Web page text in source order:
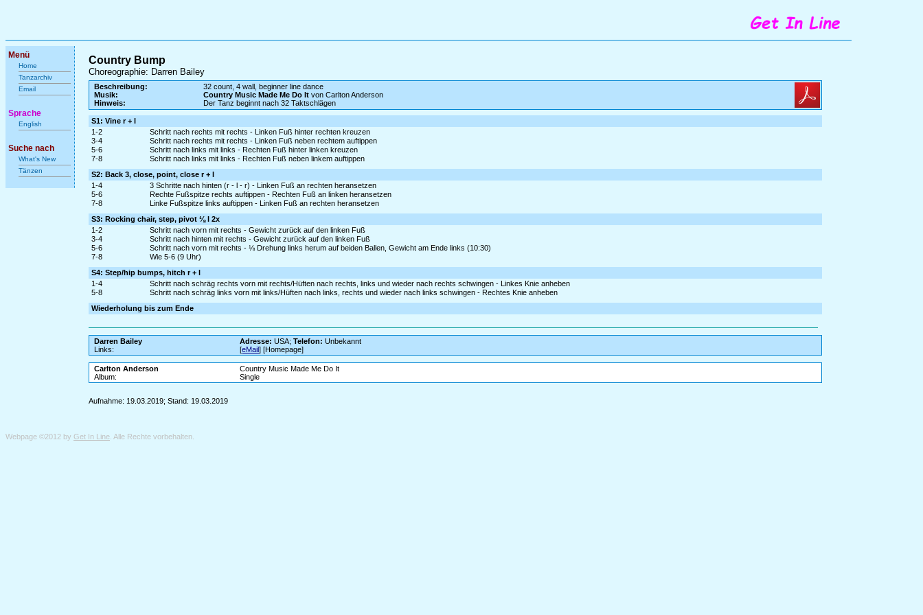
Menü
Home
Tanzarchiv
Email
Sprache
English
Suche nach
What's New
Tänzen
Country Bump
Choreographie: Darren Bailey
Beschreibung:
32 count, 4 wall, beginner line dance
Musik:
Country Music Made Me Do It von Carlton Anderson
Hinweis:
Der Tanz beginnt nach 32 Taktschlägen
S1: Vine r + l
1-2
Schritt nach rechts mit rechts - Linken Fuß hinter rechten kreuzen
3-4
Schritt nach rechts mit rechts - Linken Fuß neben rechtem auftippen
5-6
Schritt nach links mit links - Rechten Fuß hinter linken kreuzen
7-8
Schritt nach links mit links - Rechten Fuß neben linkem auftippen
S2: Back 3, close, point, close r + l
1-4
3 Schritte nach hinten (r - l - r) - Linken Fuß an rechten heransetzen
5-6
Rechte Fußspitze rechts auftippen - Rechten Fuß an linken heransetzen
7-8
Linke Fußspitze links auftippen - Linken Fuß an rechten heransetzen
S3: Rocking chair, step, pivot ⅛ l 2x
1-2
Schritt nach vorn mit rechts - Gewicht zurück auf den linken Fuß
3-4
Schritt nach hinten mit rechts - Gewicht zurück auf den linken Fuß
5-6
Schritt nach vorn mit rechts - ⅛ Drehung links herum auf beiden Ballen, Gewicht am Ende links (10:30)
7-8
Wie 5-6 (9 Uhr)
S4: Step/hip bumps, hitch r + l
1-4
Schritt nach schräg rechts vorn mit rechts/Hüften nach rechts, links und wieder nach rechts schwingen - Linkes Knie anheben
5-8
Schritt nach schräg links vorn mit links/Hüften nach links, rechts und wieder nach links schwingen - Rechtes Knie anheben
Wiederholung bis zum Ende
Darren Bailey Adresse: USA;Telefon: Unbekannt
Links:
[eMail] [Homepage]
Carlton Anderson
Country Music Made Me Do It
Album:
Single
Aufnahme: 19.03.2019; Stand: 19.03.2019
Webpage ©2012 by Get In Line . Alle Rechte vorbehalten.